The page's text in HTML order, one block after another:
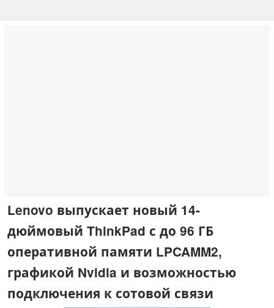
Lenovo выпускает новый 14-
дюймовый ThinkPad с до 96 ГБ
оперативной памяти LPCAMM2,
графикой Nvidia и возможностью
подключения к сотовой связи